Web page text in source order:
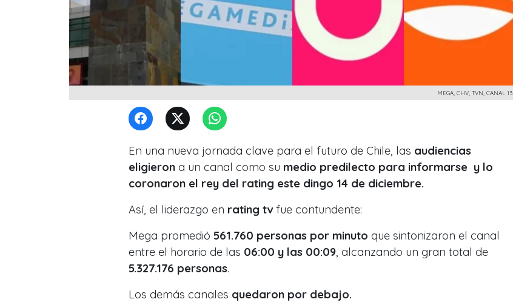
MEGA, CHV, TVN, CANAL 13
En una nueva jornada clave para el futuro de Chile, las audiencias
eligieron a un canal como su medio predilecto para informarse y lo
coronaron el rey del rating este dingo 14 de diciembre.
Así, el liderazgo en rating tvfue contundente:
Mega promedió 561.760 personas por minuto que sintonizaron el canal
entre el horario de las 06:00 y las 00:09 , alcanzando un gran total de
5.327.176 personas.
Los demás canales quedaron por debajo.